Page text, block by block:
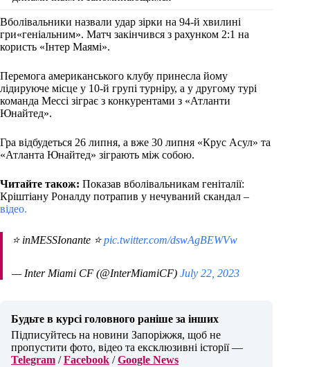
Вболівальники назвали удар зірки на 94-й хвилині
гри«геніальним». Матч закінчився з рахунком 2:1 на
користь «Інтер Маямі».
Перемога американського клубу принесла йому
лідируюче місце у 10-й групі турніру, а у другому турі
команда Мессі зіграє з конкурентами з «Атланти
Юнайтед».
Гра відбудеться 26 липня, а вже 30 липня «Крус Асул» та
«Атланта Юнайтед» зіграють між собою.
Читайте також: Показав вболівальникам геніталії:
Кріштіану Роналду потрапив у нечуваний скандал –
відео.
⭐ inMESSIonante ⭐pic.twitter.com/dswAgBEWVw
— Inter Miami CF (@InterMiamiCF) July 22, 2023
Будьте в курсі головного раніше за інших
Підписуйтесь на новини Запоріжжя, щоб не
пропустити фото, відео та ексклюзивні історії —
Telegram /Facebook /Google News